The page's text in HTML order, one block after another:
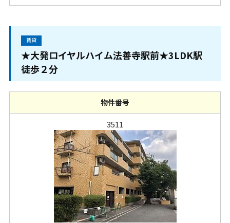
賃貸
★大発ロイヤルハイム法善寺駅前★3LDK駅
徒歩２分
物件番号
3511